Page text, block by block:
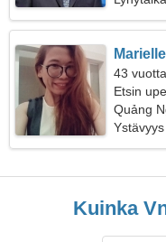
Marielle
43
Etsin
Quảng
Ystävyys
Kuinka